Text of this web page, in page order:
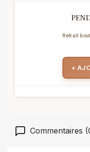
Retrait
+
Commentaires